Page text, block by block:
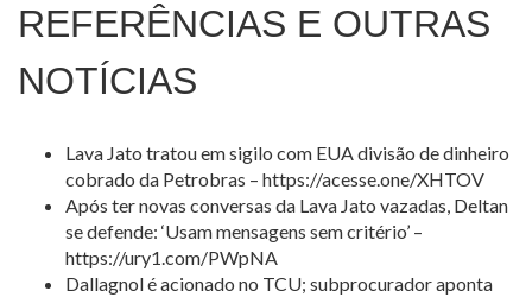
REFERÊNCIAS E OUTRAS
NOTÍCIAS
Lava Jato tratou em sigilo com EUA divisão de dinheiro
cobrado da Petrobras – https://acesse.one/XHTOV
Após ter novas conversas da Lava Jato vazadas, Deltan
se defende: ‘Usam mensagens sem critério’ –
https://ury1.com/PWpNA
Dallagnol é acionado no TCU; subprocurador aponta